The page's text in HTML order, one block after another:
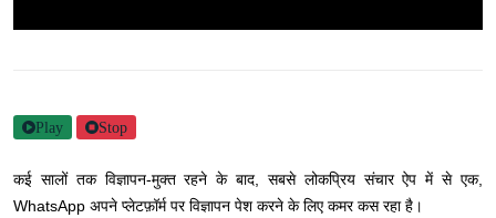
Play Stop
कई सालों तक विज्ञापन-मुक्त रहने के बाद, सबसे लोकप्रिय संचार ऐप में से एक,
WhatsApp अपने प्लेटफ़ॉर्म पर विज्ञापन पेश करने के लिए कमर कस रहा है।